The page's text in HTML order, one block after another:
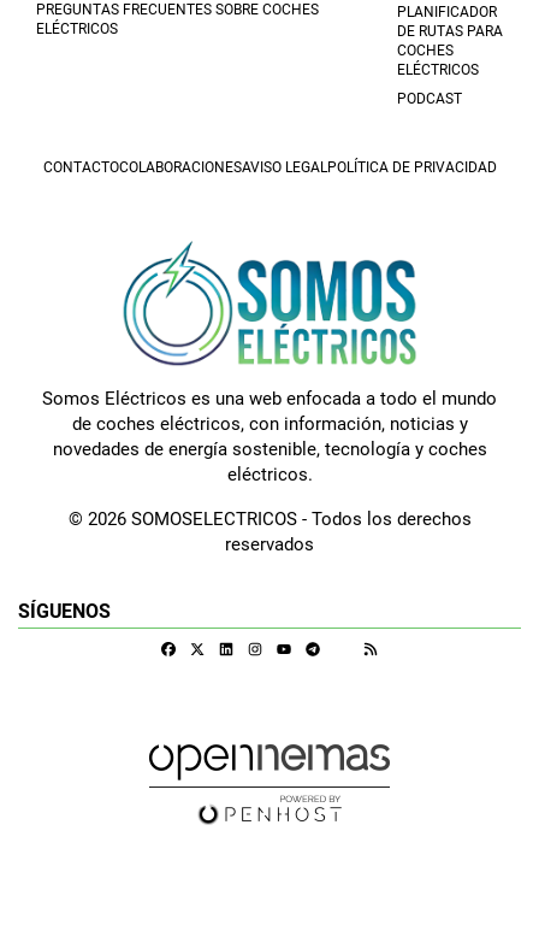
PREGUNTAS FRECUENTES SOBRE COCHES
ELÉCTRICOS
PLANIFICADOR
DE RUTAS PARA
COCHES
ELÉCTRICOS
PODCAST
CONTACTOCOLABORACIONESAVISO LEGALPOLÍTICA DE PRIVACIDAD
Somos Eléctricos es una web enfocada a todo el mundo
de coches eléctricos, con información, noticias y
novedades de energía sostenible, tecnología y coches
eléctricos.
© 2026 SOMOSELECTRICOS - Todos los derechos
reservados
SÍGUENOS
FacebookLinkedinInstagramTelegram
Google Discover